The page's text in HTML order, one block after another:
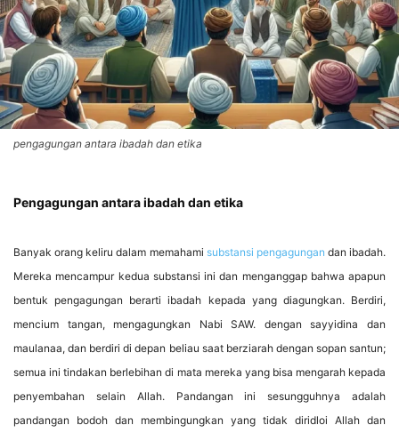
pengagungan antara ibadah dan etika
Pengagungan antara ibadah dan etika
Banyak orang keliru dalam memahami substansi pengagungan dan ibadah.
Mereka mencampur kedua substansi ini dan menganggap bahwa apapun
bentuk pengagungan berarti ibadah kepada yang diagungkan. Berdiri,
mencium tangan, mengagungkan Nabi SAW. dengan sayyidina dan
maulanaa, dan berdiri di depan beliau saat berziarah dengan sopan santun;
semua ini tindakan berlebihan di mata mereka yang bisa mengarah kepada
penyembahan selain Allah. Pandangan ini sesungguhnya adalah
pandangan bodoh dan membingungkan yang tidak diridloi Allah dan